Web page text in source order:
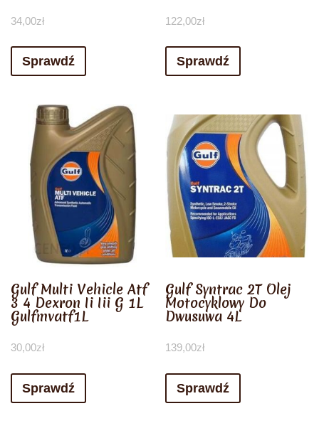
34,00zł
Sprawdź
122,00zł
Sprawdź
Gulf Multi Vehicle Atf
3 4 Dexron Ii Iii G 1L
Gulfmvatf1L
30,00zł
Sprawdź
Gulf Syntrac 2T Olej
Motocyklowy Do
Dwusuwa 4L
139,00zł
Sprawdź